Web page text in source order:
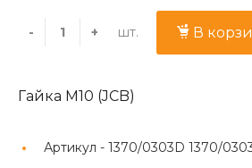
- + шт. В
Гайка М10 (JCB)
Артикул - 1370/0303D 1370/